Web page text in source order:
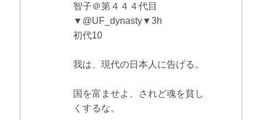
智子＠第４４４代目
▼@UF_dynasty▼3h
初代10
我は、現代の日本人に告げる。
国を富ませよ、されど魂を貧し
くするな。